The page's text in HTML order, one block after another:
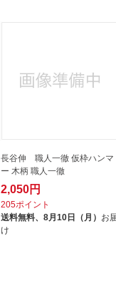
長谷伸 職人一徹 仮枠ハンマ
ー 木柄 職人一徹
2,050円
205ポイント
送料無料、8月10日（月） お
け